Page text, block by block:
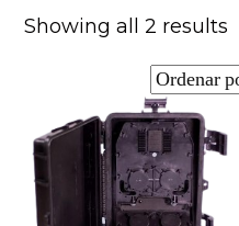
Showing all 2 results